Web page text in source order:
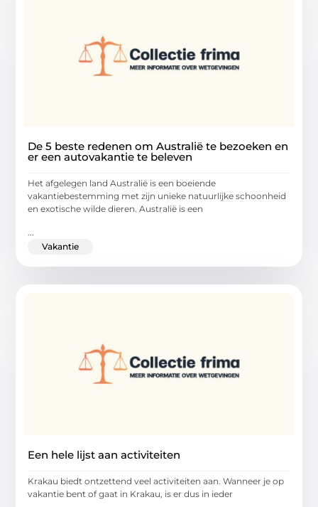
De 5 beste redenen om Australië te bezoeken en
er een autovakantie te beleven
Het afgelegen land Australië is een boeiende
vakantiebestemming met zijn unieke natuurlijke schoonheid
en exotische wilde dieren. Australië is een
Vakantie
Een hele lijst aan activiteiten
Krakau biedt ontzettend veel activiteiten aan. Wanneer je op
vakantie bent of gaat in Krakau, is er dus in ieder